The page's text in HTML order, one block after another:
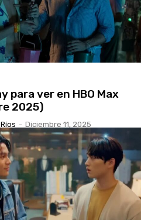
para ver en HBO Max
2025)
- Diciembre 11, 2025